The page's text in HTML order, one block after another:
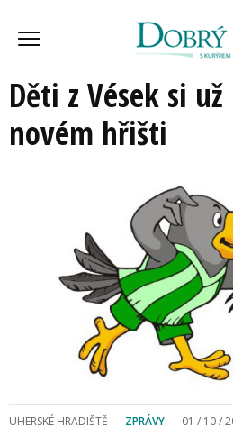
Děti z Vések si
novém hřišti
UHERSKÉ HRADIŠTĚ ZPRÁVY 01 / 10 /